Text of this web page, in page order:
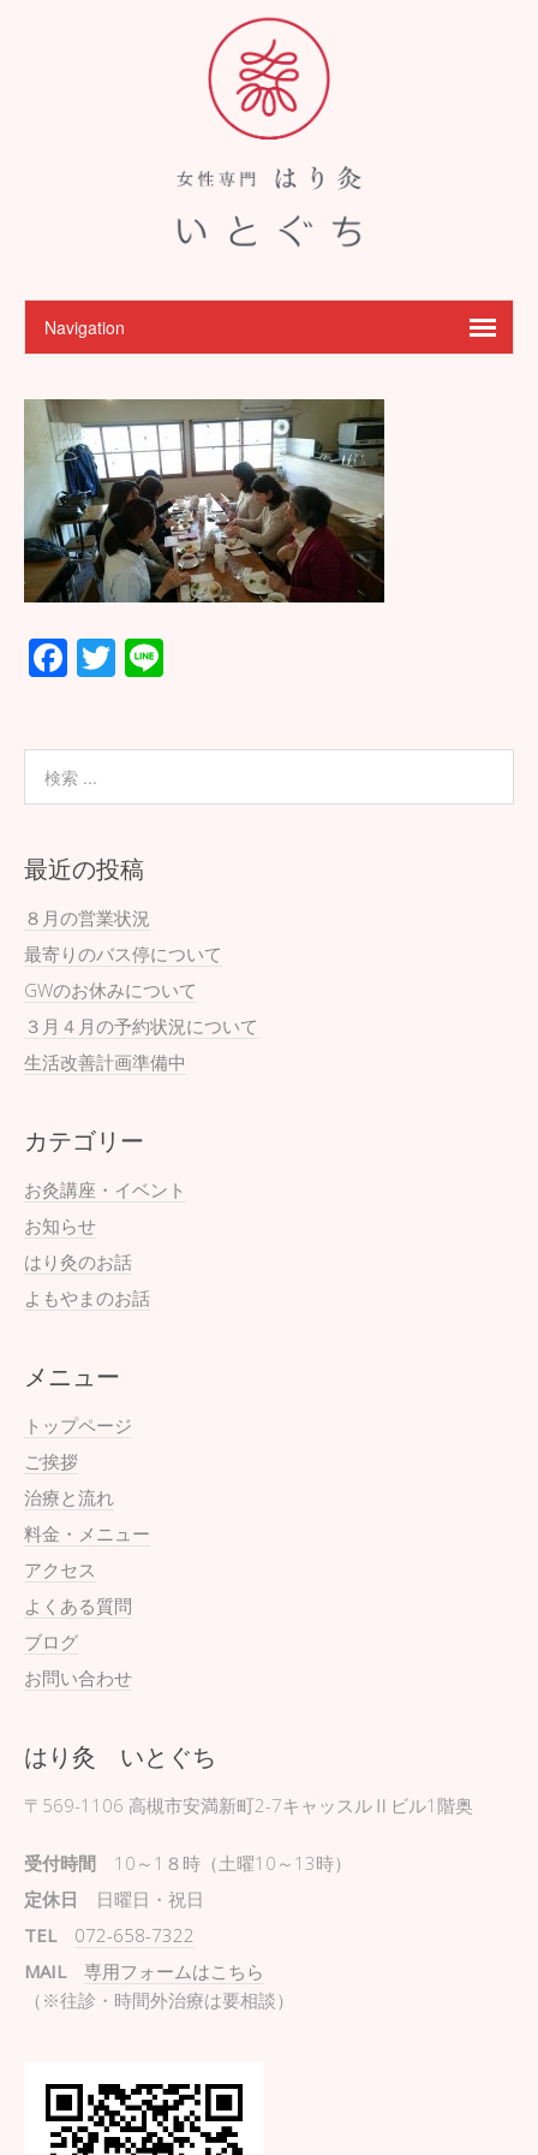
F
b
o
o
k
T
最近の投稿
８月の営業状況
最寄りのバス停について
GWのお休みについて
３月４月の予約状況について
生活改善計画準備中
カテゴリー
お灸講座・イベント
お知らせ
はり灸のお話
よもやまのお話
メニュー
トップページ
ご挨拶
治療と流れ
料金・メニュー
アクセス
よくある質問
ブログ
お問い合わせ
はり灸 いとぐち
〒569-1106 高槻市安満新町2-7キャッスルⅡビル1階奥
受付時間 10～1８時（土曜10～13時）
定休日 日曜日・祝日
TEL
072-658-7322
MAIL
専用フォームはこちら
（※往診・時間外治療は要相談）